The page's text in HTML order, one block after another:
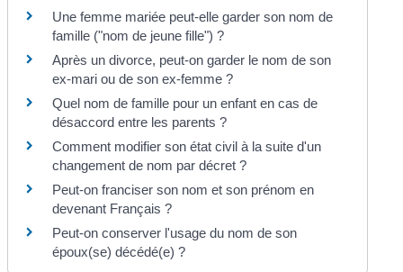
Une femme mariée peut-elle garder son nom de
famille ("nom de jeune fille") ?
Après un divorce, peut-on garder le nom de son
ex-mari ou de son ex-femme ?
Quel nom de famille pour un enfant en cas de
désaccord entre les parents ?
Comment modifier son état civil à la suite d'un
changement de nom par décret ?
Peut-on franciser son nom et son prénom en
devenant Français ?
Peut-on conserver l'usage du nom de son
époux(se) décédé(e) ?